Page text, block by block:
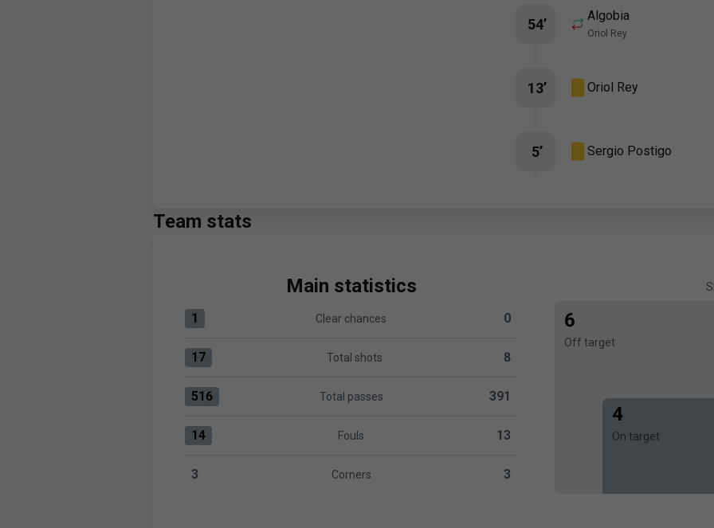
Algobia
Oriol Rey
54’
Oriol Rey
13’
Sergio Postigo
5’
Team stats
Main statistics
Clear chances:CD Tenerife 1 versus Levante UD 0
1 Clear chances 0
Total shots:CD Tenerife 17 versus Levante UD 8
17 Total shots 8
Total passes:CD Tenerife 516 versus Levante UD 391
516 Total passes 391
Fouls:CD Tenerife 14 versus Levante UD 13
14 Fouls 13
Corners:CD Tenerife 3 versus Levante UD 3
3 Corners 3
6
Off target
4
On target